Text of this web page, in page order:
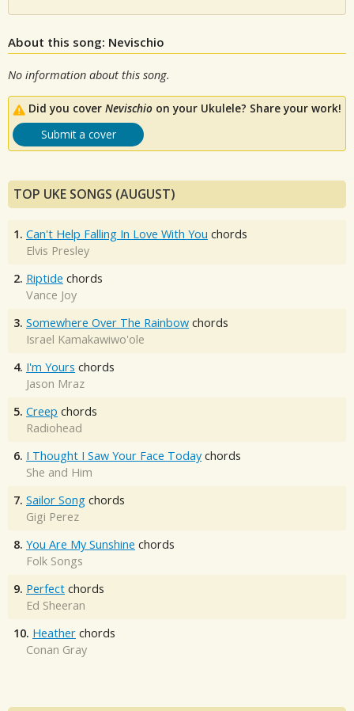
About this song: Nevischio
No information about this song.
Did you cover Nevischio on your Ukulele? Share your work!
Submit a cover
TOP UKE SONGS (AUGUST)
1. Can't Help Falling In Love With You chords
Elvis Presley
2. Riptide chords
Vance Joy
3. Somewhere Over The Rainbow chords
Israel Kamakawiwo'ole
4. I'm Yours chords
Jason Mraz
5. Creep chords
Radiohead
6. I Thought I Saw Your Face Today chords
She and Him
7. Sailor Song chords
Gigi Perez
8. You Are My Sunshine chords
Folk Songs
9. Perfect chords
Ed Sheeran
10. Heather chords
Conan Gray